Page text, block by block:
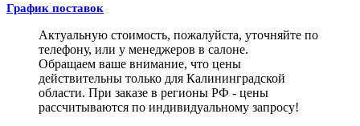
График поставок
Актуальную стоимость, пожалуйста, уточняйте по
телефону, или у менеджеров в салоне.
Обращаем ваше внимание, что цены
действительны только для Калининградской
области. При заказе в регионы РФ - цены
рассчитываются по индивидуальному запросу!